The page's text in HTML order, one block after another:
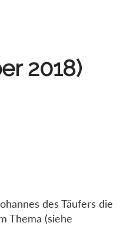
2018)
des Täufers die
Thema (siehe